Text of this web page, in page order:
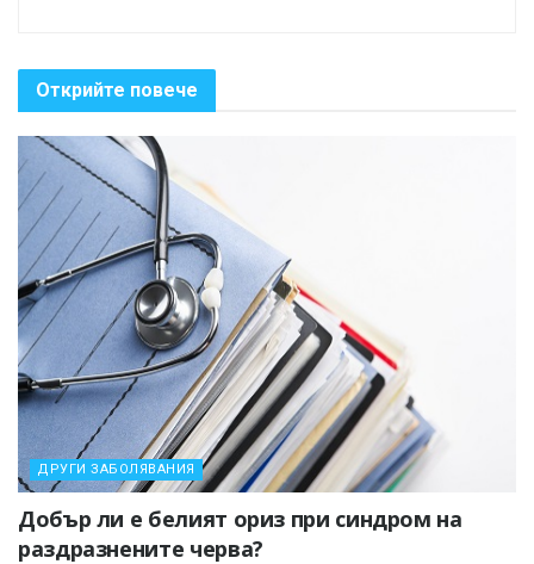
Открийте повече
ДРУГИ ЗАБОЛЯВАНИЯ
Добър ли е белият ориз при синдром на
раздразнените черва?